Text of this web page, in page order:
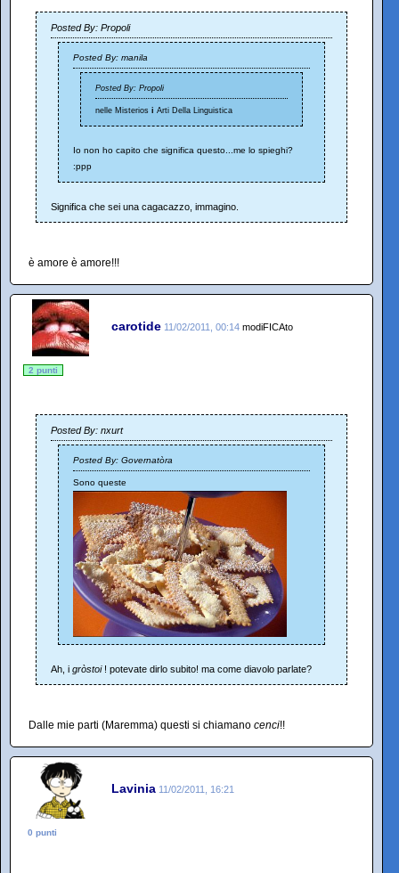
Posted By: Propoli
Posted By: manila
Posted By: Propoli
nelle Misterios i Arti Della Linguistica
Io non ho capito che significa questo...me lo spieghi?
:ppp
Significa che sei una cagacazzo, immagino.
è amore è amore!!!
carotide 11/02/2011, 00:14 modiFICAto
2 punti
Posted By: nxurt
Posted By: Governatòra
Sono queste
Ah, i gròstoi ! potevate dirlo subito! ma come diavolo parlate?
Dalle mie parti (Maremma) questi si chiamano cenci!!
Lavinia 11/02/2011, 16:21
0 punti